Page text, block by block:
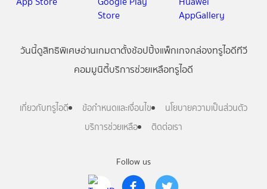
Follow us
วันนี้ดูสิทธิพิเศษอ่านเกมตาตั้งช้อปปิ้งแพ็กเกจกล่องทรูไอดีทีวี
คอมมูนิตี้บริการช่วยเหลือทรูไอดี
เกี่ยวกับทรูไอดี ข้อกำหนดและเงื่อนไข
นโยบายความเป็นส่วนตัว
บริการช่วยเหลือ
ติดต่อเรา